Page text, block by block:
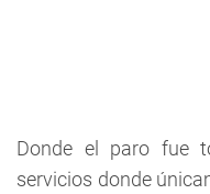
Donde el paro fue
servicios donde